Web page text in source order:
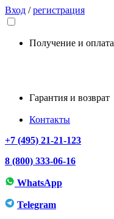
Вход /регистрация
Получение и оплата
Гарантия и возврат
Контакты
+7 (495) 21-21-123
8 (800) 333-06-16
WhatsApp
Telegram